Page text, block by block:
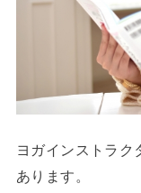
ヨガインストラク
あります。